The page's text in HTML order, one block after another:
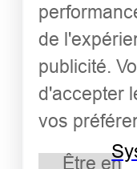
de
publicité.
d'accepter
vos
Être en